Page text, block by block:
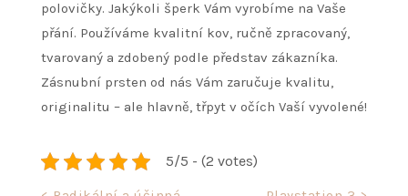
polovičky. Jakýkoli šperk Vám vyrobíme na Vaše
přání. Používáme kvalitní kov, ručně zpracovaný,
tvarovaný a zdobený podle představ zákazníka.
Zásnubní prsten od nás Vám zaručuje kvalitu,
originalitu – ale hlavně, třpyt v očích Vaší vyvolené!
5/5 - (2 votes)